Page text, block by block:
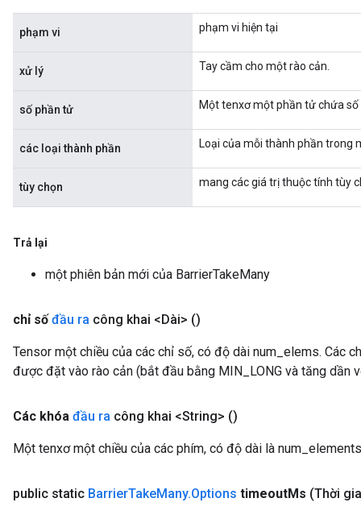
phạm vi phạm vi hiện tại
xử lý Tay cầm cho một rào cản.
số phần tử Một tenxơ một phần tử chứa số
các loại thành phần Loại của mỗi thành phần trong
tùy chọn mang các giá trị thuộc tính tùy
Trả lại
một phiên bản mới của BarrierTakeMany
chỉ số đầu ra công khai <Dài> ()
Tensor một chiều của các chỉ số, có độ dài num_elems. Các
được đặt vào rào cản (bắt đầu bằng MIN_LONG và tăng dần
Các khóa đầu ra công khai <String> ()
Một tenxơ một chiều của các phím, có độ dài là
public static BarrierTakeMany.Options timeoutMs (Thời